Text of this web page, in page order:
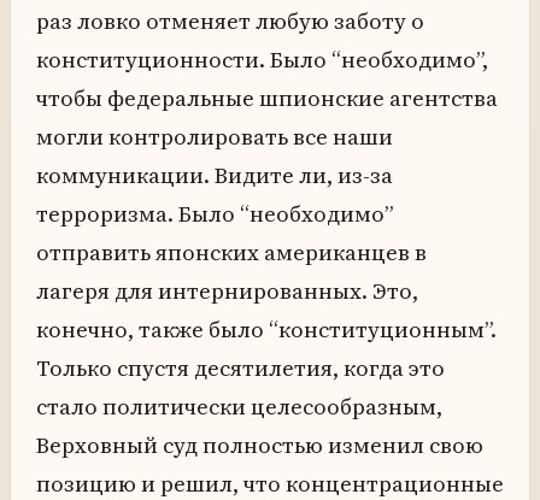
раз ловко отменяет любую заботу о
конституционности. Было “необходимо”,
чтобы федеральные шпионские агентства
могли контролировать все наши
коммуникации. Видите ли, из-за
терроризма. Было “необходимо”
отправить японских американцев в
лагеря для интернированных. Это,
конечно, также было “конституционным”.
Только спустя десятилетия, когда это
стало политически целесообразным,
Верховный суд полностью изменил свою
позицию и решил, что концентрационные